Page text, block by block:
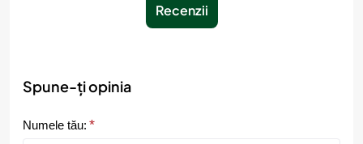
Recenzii
Spune-ți opinia
Numele tău: